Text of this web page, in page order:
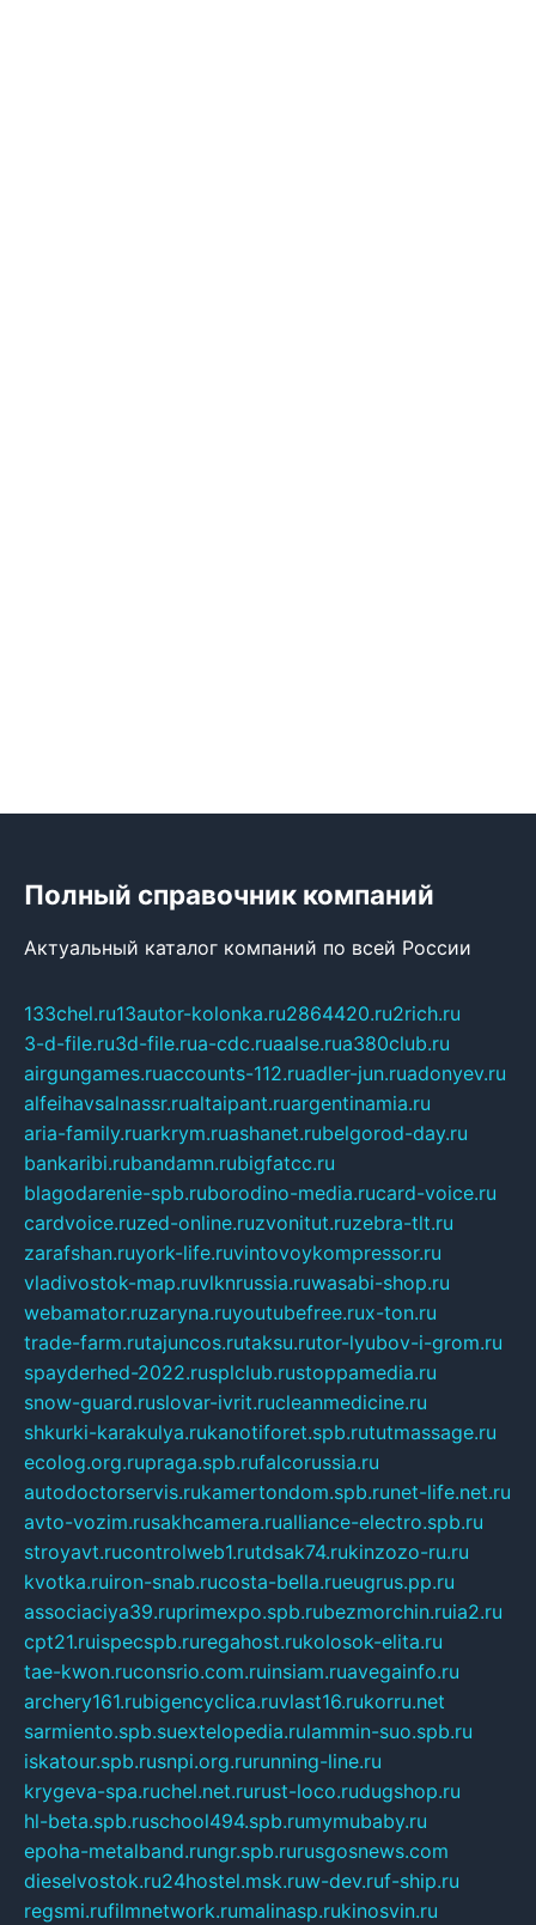
Полный справочник компаний
Актуальный каталог компаний по всей России
133chel.ru13autor-kolonka.ru2864420.ru2rich.ru
3-d-file.ru3d-file.rua-cdc.ruaalse.rua380club.ru
airgungames.ruaccounts-112.ruadler-jun.ruadonyev.ru
alfeihavsalnassr.rualtaipant.ruargentinamia.ru
aria-family.ruarkrym.ruashanet.rubelgorod-day.ru
bankaribi.rubandamn.rubigfatcc.ru
blagodarenie-spb.ruborodino-media.rucard-voice.ru
cardvoice.ruzed-online.ruzvonitut.ruzebra-tlt.ru
zarafshan.ruyork-life.ruvintovoykompressor.ru
vladivostok-map.ruvlknrussia.ruwasabi-shop.ru
webamator.ruzaryna.ruyoutubefree.rux-ton.ru
trade-farm.rutajuncos.rutaksu.rutor-lyubov-i-grom.ru
spayderhed-2022.rusplclub.rustoppamedia.ru
snow-guard.ruslovar-ivrit.rucleanmedicine.ru
shkurki-karakulya.rukanotiforet.spb.rututmassage.ru
ecolog.org.rupraga.spb.rufalcorussia.ru
autodoctorservis.rukamertondom.spb.runet-life.net.ru
avto-vozim.rusakhcamera.rualliance-electro.spb.ru
stroyavt.rucontrolweb1.rutdsak74.rukinzozo-ru.ru
kvotka.ruiron-snab.rucosta-bella.rueugrus.pp.ru
associaciya39.ruprimexpo.spb.rubezmorchin.ruia2.ru
cpt21.ruispecspb.ruregahost.rukolosok-elita.ru
tae-kwon.ruconsrio.com.ruinsiam.ruavegainfo.ru
archery161.rubigencyclica.ruvlast16.rukorru.net
sarmiento.spb.suextelopedia.rulammin-suo.spb.ru
iskatour.spb.rusnpi.org.rurunning-line.ru
krygeva-spa.ruchel.net.rurust-loco.rudugshop.ru
hl-beta.spb.ruschool494.spb.rumymubaby.ru
epoha-metalband.rungr.spb.rurusgosnews.com
dieselvostok.ru24hostel.msk.ruw-dev.ruf-ship.ru
regsmi.rufilmnetwork.rumalinasp.rukinosvin.ru